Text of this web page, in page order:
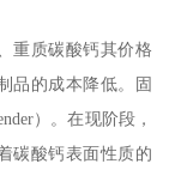
重质碳酸钙其价格
品的成本降低。固
）。在现阶段，
碳酸钙表面性质的